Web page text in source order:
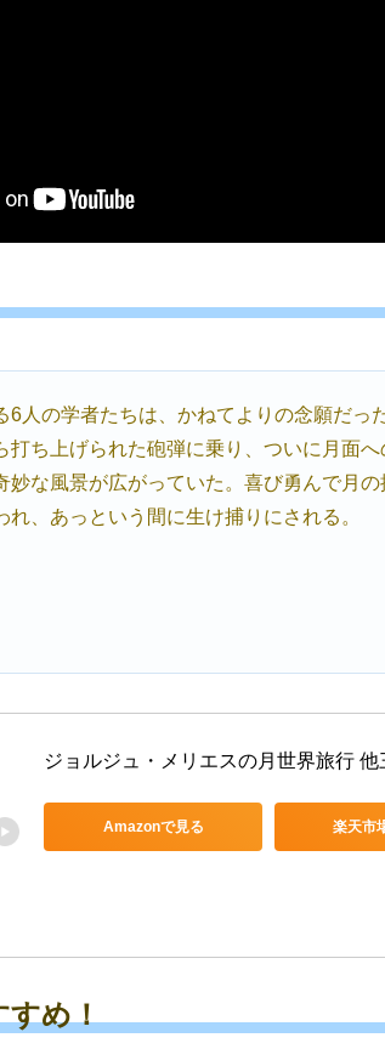
6人の学者たちは、かねてよりの念願だっ
打ち上げられた砲弾に乗り、ついに月面
妙な風景が広がっていた。喜び勇んで月
れ、あっという間に生け捕りにされる。
ジョルジュ・メリエスの月世界旅行
Amazonで見る 楽天市
すめ！